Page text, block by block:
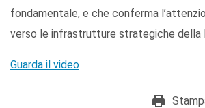
fondamentale, e che conferma
verso le infrastrutture strategiche della
Guarda il video